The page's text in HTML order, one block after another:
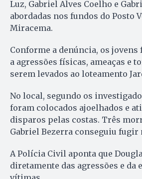
Luz, Gabriel Alves Coelho e
abordadas nos fundos do Posto
Miracema.
Conforme a denúncia, os
a agressões físicas, ameaças e
serem levados ao loteamento
No local, segundo os
foram colocados ajoelhados e
disparos pelas costas. Três
Gabriel Bezerra conseguiu fugir
A Polícia Civil aponta que
diretamente das agressões e da